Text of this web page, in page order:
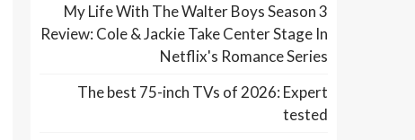
My Life With The Walter Boys Season 3
Review: Cole & Jackie Take Center Stage In
Netflix's Romance Series
The best 75-inch TVs of 2026: Expert
tested